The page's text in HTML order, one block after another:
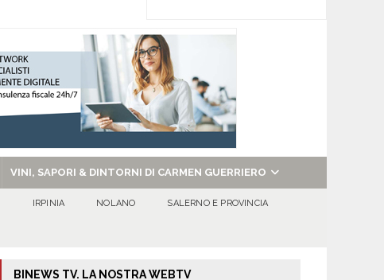
VINI, SAPORI & DINTORNI DI CARMEN GUERRIERO
IRPINIA NOLANO SALERNO E PROVINCIA
BINEWS TV. LA NOSTRA WEBTV